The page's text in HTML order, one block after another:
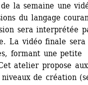
la semaine une
du langage
sera interprétée
La vidéo finale sera
formant une petite
atelier propose aux
de création